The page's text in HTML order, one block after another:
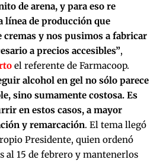
de arena, y para eso re
línea de producción que
cremas y nos pusimos a fabricar
a precios accesibles”,
el referente de Farmacoop.
alcohol en gel no sólo parece
sino sumamente costosa. Es
en estos casos, a mayor
y remarcación. El tema llegó
Presidente, quien ordenó
al 15 de febrero y mantenerlos